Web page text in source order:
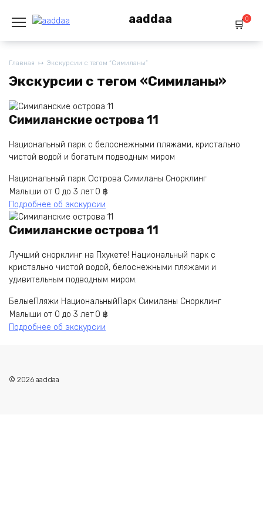
содержанию
aaddaa 0
Главная Экскурсии с тегом “Симиланы”
Экскурсии с тегом «Симиланы»
Симиланские острова 11
Национальный парк с белоснежными пляжами, кристально
чистой водой и богатым подводным миром
Национальный парк Острова Симиланы Снорклинг
Малыши от 0 до 3 лет0 ฿
Подробнее об экскурсии
Симиланские острова 11
Лучший снорклинг на Пхукете! Национальный парк с
кристально чистой водой, белоснежными пляжами и
удивительным подводным миром.
БелыеПляжи НациональныйПарк Симиланы Снорклинг
Малыши от 0 до 3 лет0 ฿
Подробнее об экскурсии
© 2026 aaddaa